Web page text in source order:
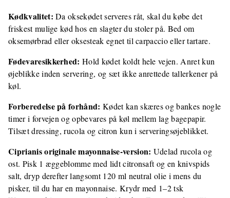
Kødkvalitet: Da oksekødet serveres råt, skal du købe det
friskest mulige kød hos en slagter du stoler på. Bed om
oksemørbrad eller oksesteak egnet til carpaccio eller tartare.
Fødevaresikkerhed: Hold kødet koldt hele vejen. Anret kun
øjeblikke inden servering, og sæt ikke anrettede tallerkener på
køl.
Forberedelse på forhånd: Kødet kan skæres og bankes nogle
timer i forvejen og opbevares på køl mellem lag bagepapir.
Tilsæt dressing, rucola og citron kun i serveringsøjeblikket.
Ciprianis originale mayonnaise-version: Udelad rucola og
ost. Pisk 1 æggeblomme med lidt citronsaft og en knivspids
salt, dryp derefter langsomt 120 ml neutral olie i mens du
pisker, til du har en mayonnaise. Krydr med 1–2 tsk